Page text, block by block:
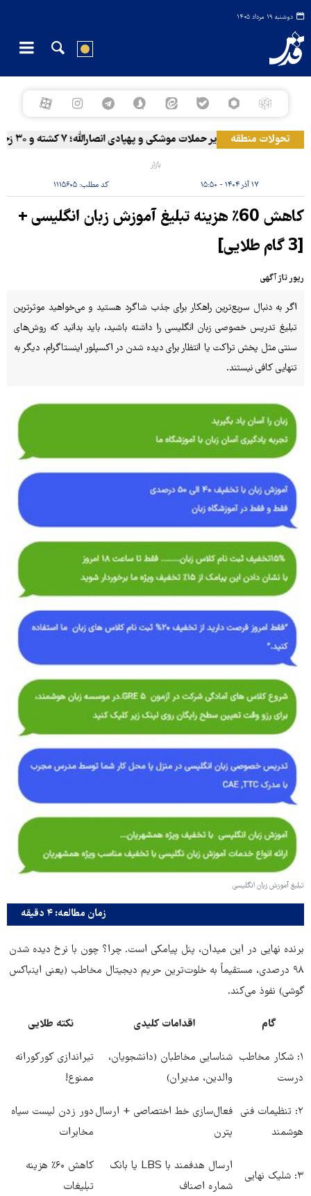
دوشنبه ۱۹ مرداد ۱۴۰۵
تحولات منطقه
المخا زیر حملات موشکی و پهپادی انصارالله؛ ۷ کشته و ۳۰ زخمی
بازار
۱۷ آذر ۱۴۰۴ - ۱۵:۵۰ کد مطلب: ۱۱۱۵۶۰۵
کاهش 60٪ هزینه تبلیغ آموزش زبان انگلیسی +
[3 گام طلایی]
رپور تاژ آگهی
اگر به دنبال سریع‌ترین راهکار برای جذب شاگرد هستید و می‌خواهید موثرترین
تبلیغ تدریس خصوصی زبان انگلیسی را داشته باشید، باید بدانید که روش‌های
سنتی مثل پخش تراکت یا انتظار برای دیده شدن در اکسپلور اینستاگرام، دیگر به
تنهایی کافی نیستند.
تبلیغ آموزش زبان انگلیسی
زمان مطالعه: ۴ دقیقه
برنده نهایی در این میدان، پنل پیامکی است. چرا؟ چون با نرخ دیده شدن
۹۸ درصدی، مستقیماً به خلوت‌ترین حریم دیجیتال مخاطب (یعنی اینباکس
گوشی) نفوذ می‌کند.
گام اقدامات کلیدی نکته طلایی
۱: شکار مخاطب
درست
شناسایی مخاطبان (دانشجویان،
والدین، مدیران)
تیراندازی کورکورانه
ممنوع!
۲: تنظیمات فنی
هوشمند
فعال‌سازی خط اختصاصی + ارسال
پترن
دور زدن لیست سیاه
مخابرات
۳: شلیک نهایی
ارسال هدفمند با LBS یا بانک
شماره اصناف
کاهش ۶۰٪ هزینه
تبلیغات